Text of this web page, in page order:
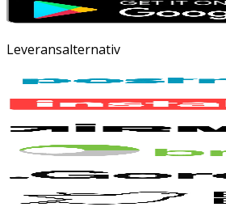
Leveransalternativ